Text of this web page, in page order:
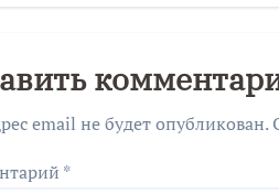
email не будет опубликован.
*